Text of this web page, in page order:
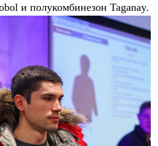
и полукомбинезон Taganay.